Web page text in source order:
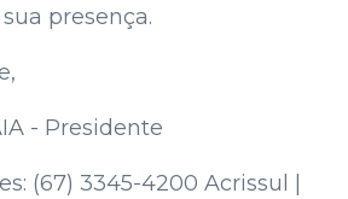
presença.
- Presidente
(67) 3345-4200 Acrissul |